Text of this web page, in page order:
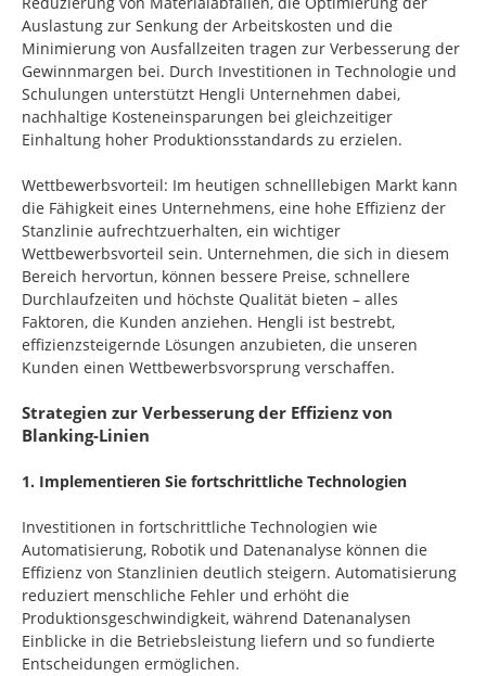
Auslastung zur Senkung der Arbeitskosten und die
Minimierung von Ausfallzeiten tragen zur Verbesserung der
Gewinnmargen bei. Durch Investitionen in Technologie und
Schulungen unterstützt Hengli Unternehmen dabei,
nachhaltige Kosteneinsparungen bei gleichzeitiger
Einhaltung hoher Produktionsstandards zu erzielen.
Wettbewerbsvorteil: Im heutigen schnelllebigen Markt kann
die Fähigkeit eines Unternehmens, eine hohe Effizienz der
Stanzlinie aufrechtzuerhalten, ein wichtiger
Wettbewerbsvorteil sein. Unternehmen, die sich in diesem
Bereich hervortun, können bessere Preise, schnellere
Durchlaufzeiten und höchste Qualität bieten – alles
Faktoren, die Kunden anziehen. Hengli ist bestrebt,
effizienzsteigernde Lösungen anzubieten, die unseren
Kunden einen Wettbewerbsvorsprung verschaffen.
Strategien zur Verbesserung der Effizienz von
Blanking-Linien
1. Implementieren Sie fortschrittliche Technologien
Investitionen in fortschrittliche Technologien wie
Automatisierung, Robotik und Datenanalyse können die
Effizienz von Stanzlinien deutlich steigern. Automatisierung
reduziert menschliche Fehler und erhöht die
Produktionsgeschwindigkeit, während Datenanalysen
Einblicke in die Betriebsleistung liefern und so fundierte
Entscheidungen ermöglichen.